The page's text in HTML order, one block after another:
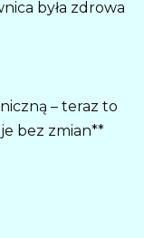
była zdrowa
– teraz to
bez zmian**